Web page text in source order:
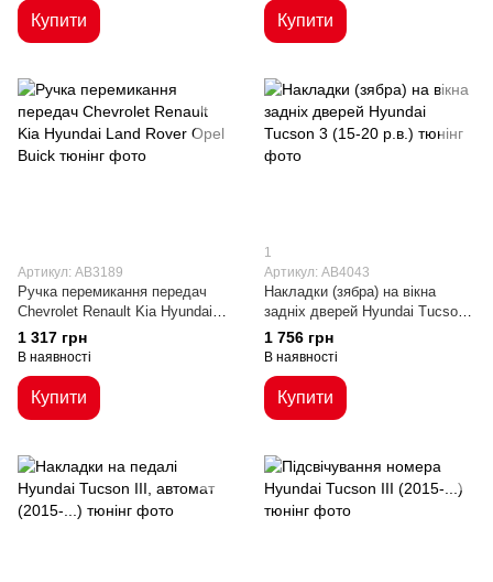
Купити Купити
Артикул: AB3189
Ручка перемикання передач
Chevrolet Renault Kia Hyundai
Land Rover Opel Buick
1 317 грн
В наявності
Купити
1
Артикул: AB4043
Накладки (зябра) на вікна
задніх дверей Hyundai Tucson
3 (15-20 р.в.)
1 756 грн
В наявності
Купити